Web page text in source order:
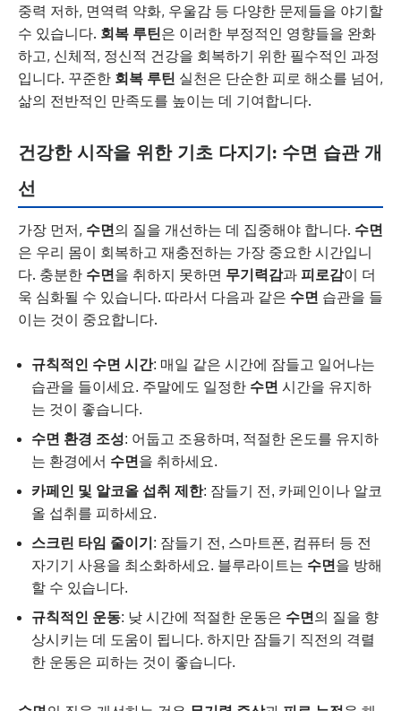
중력 저하, 면역력 약화, 우울감 등 다양한 문제들을 야기할
수 있습니다. 회복 루틴은 이러한 부정적인 영향들을 완화
하고, 신체적, 정신적 건강을 회복하기 위한 필수적인 과정
입니다. 꾸준한 회복 루틴 실천은 단순한 피로 해소를 넘어,
삶의 전반적인 만족도를 높이는 데 기여합니다.
건강한 시작을 위한 기초 다지기: 수면 습관 개
선
가장 먼저, 수면의 질을 개선하는 데 집중해야 합니다. 수면
은 우리 몸이 회복하고 재충전하는 가장 중요한 시간입니
다. 충분한 수면을 취하지 못하면 무기력감과 피로감이 더
욱 심화될 수 있습니다. 따라서 다음과 같은 수면 습관을 들
이는 것이 중요합니다.
규칙적인 수면 시간: 매일 같은 시간에 잠들고 일어나는
습관을 들이세요. 주말에도 일정한 수면 시간을 유지하
는 것이 좋습니다.
수면 환경 조성: 어둡고 조용하며, 적절한 온도를 유지하
는 환경에서 수면 을 취하세요.
카페인 및 알코올 섭취 제한: 잠들기 전, 카페인이나 알코
올 섭취를 피하세요.
스크린 타임 줄이기 : 잠들기 전, 스마트폰, 컴퓨터 등 전
자기기 사용을 최소화하세요. 블루라이트는 수면 을 방해
할 수 있습니다.
규칙적인 운동: 낮 시간에 적절한 운동은 수면 의 질을 향
상시키는 데 도움이 됩니다. 하지만 잠들기 직전의 격렬
한 운동은 피하는 것이 좋습니다.